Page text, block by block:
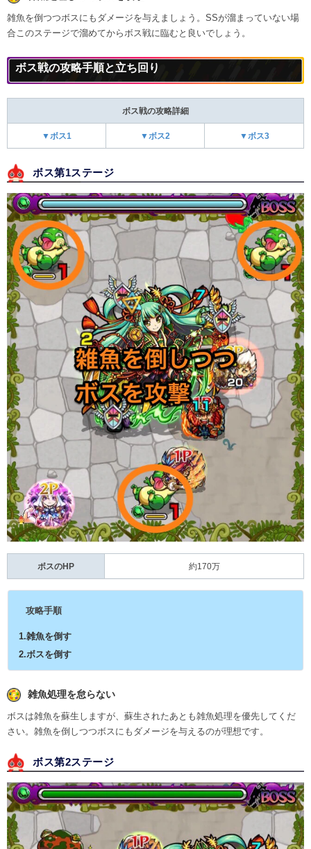
雑魚を倒つつボスにもダメージを与えましょう。SSが溜まっていない場
合このステージで溜めてからボス戦に臨むと良いでしょう。
ボス戦の攻略手順と立ち回り
ボス戦の攻略詳細
▼ボス1 ▼ボス2 ▼ボス3
ボス第1ステージ
ボスのHP 約170万
攻略手順
1.雑魚を倒す
2.ボスを倒す
雑魚処理を怠らない
ボスは雑魚を蘇生しますが、蘇生されたあとも雑魚処理を優先してくだ
さい。雑魚を倒しつつボスにもダメージを与えるのが理想です。
ボス第2ステージ